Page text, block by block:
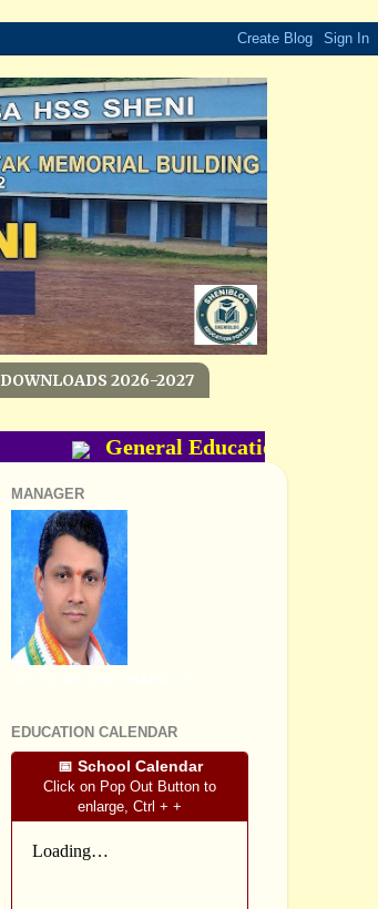
DOWNLOADS 2026-2027
General Education
MANAGER
EDUCATION CALENDAR
📅 School Calendar
Click on Pop Out Button to
enlarge, Ctrl + +